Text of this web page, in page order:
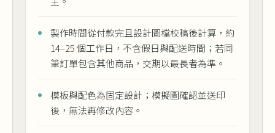
製作時間從付款完且設計圖檔校稿後計算，約
14–25 個工作日，不含假日與配送時間；若同
筆訂單包含其他商品，交期以最長者為準。
模板與配色為固定設計；模擬圖確認並送印
後，無法再修改內容。